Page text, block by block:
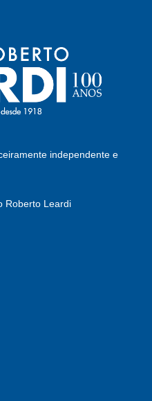
independente e
Roberto Leardi